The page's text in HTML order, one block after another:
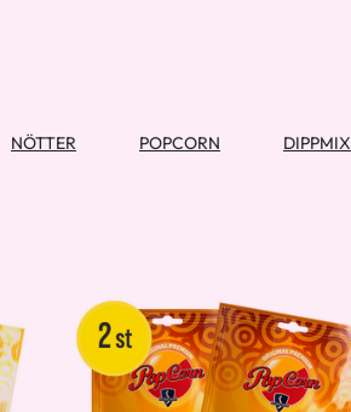
NÖTTER POPCORN DIPPMIX